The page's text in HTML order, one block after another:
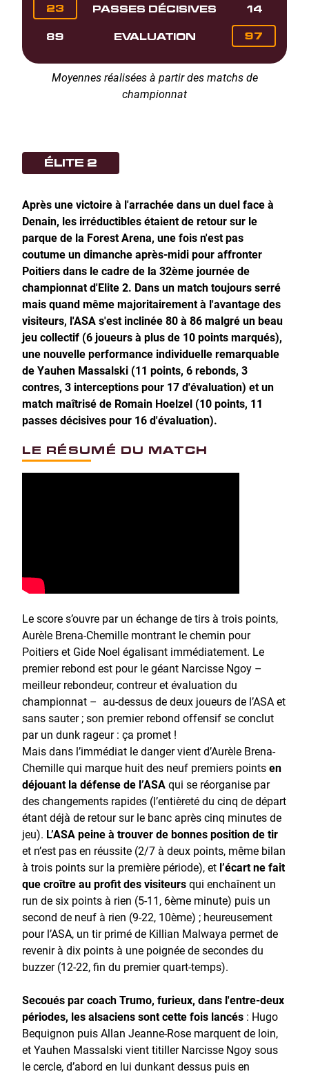
23 PASSES DÉCISIVES 14
89 EVALUATION 97
Moyennes réalisées à partir des matchs de
championnat
ÉLITE 2
Après une victoire à l'arrachée dans un duel face à
Denain, les irréductibles étaient de retour sur le
parque de la Forest Arena, une fois n'est pas
coutume un dimanche après-midi pour affronter
Poitiers dans le cadre de la 32ème journée de
championnat d'Elite 2. Dans un match toujours serré
mais quand même majoritairement à l'avantage des
visiteurs, l'ASA s'est inclinée 80 à 86 malgré un beau
jeu collectif (6 joueurs à plus de 10 points marqués),
une nouvelle performance individuelle remarquable
de Yauhen Massalski (11 points, 6 rebonds, 3
contres, 3 interceptions pour 17 d'évaluation) et un
match maîtrisé de Romain Hoelzel (10 points, 11
passes décisives pour 16 d'évaluation).
LE RÉSUMÉ DU MATCH
Le score s’ouvre par un échange de tirs à trois points,
Aurèle Brena-Chemille montrant le chemin pour
Poitiers et Gide Noel égalisant immédiatement. Le
premier rebond est pour le géant Narcisse Ngoy –
meilleur rebondeur, contreur et évaluation du
championnat – au-dessus de deux joueurs de l’ASA et
sans sauter ; son premier rebond offensif se conclut
par un dunk rageur : ça promet !
Mais dans l’immédiat le danger vient d’Aurèle Brena-
Chemille qui marque huit des neuf premiers pointsen
déjouant la défense de l’ASAqui se réorganise par
des changements rapides (l’entièreté du cinq de départ
étant déjà de retour sur le banc après cinq minutes de
jeu). L’ASA peine à trouver de bonnes position de tir
et n’est pas en réussite (2/7 à deux points, même bilan
à trois points sur la première période), et l’écart ne fait
que croître au profit des visiteursqui enchaînent un
run de six points à rien (5-11, 6ème minute) puis un
second de neuf à rien (9-22, 10ème) ; heureusement
pour l’ASA, un tir primé de Killian Malwaya permet de
revenir à dix points à une poignée de secondes du
buzzer (12-22, fin du premier quart-temps).
Secoués par coach Trumo, furieux, dans l'entre-deux
périodes, les alsaciens sont cette fois lancés : Hugo
Bequignon puis Allan Jeanne-Rose marquent de loin,
et Yauhen Massalski vient titiller Narcisse Ngoy sous
le cercle, d’abord en lui dunkant dessus puis en